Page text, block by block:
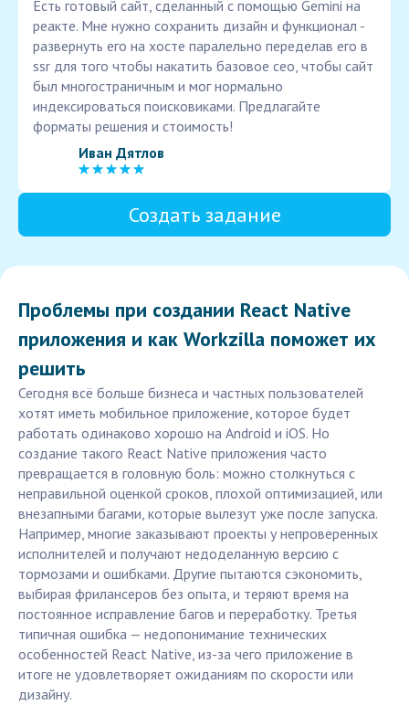
Есть готовый сайт, сделанный с помощью Gemini на
реакте. Мне нужно сохранить дизайн и функционал -
развернуть его на хосте паралельно переделав его в
ssr для того чтобы накатить базовое сео, чтобы сайт
был многостраничным и мог нормально
индексироваться поисковиками. Предлагайте
форматы решения и стоимость!
Иван Дятлов
Создать задание
Проблемы при создании React Native
приложения и как Workzilla поможет их
решить
Сегодня всё больше бизнеса и частных пользователей
хотят иметь мобильное приложение, которое будет
работать одинаково хорошо на Android и iOS. Но
создание такого React Native приложения часто
превращается в головную боль: можно столкнуться с
неправильной оценкой сроков, плохой оптимизацией, или
внезапными багами, которые вылезут уже после запуска.
Например, многие заказывают проекты у непроверенных
исполнителей и получают недоделанную версию с
тормозами и ошибками. Другие пытаются сэкономить,
выбирая фрилансеров без опыта, и теряют время на
постоянное исправление багов и переработку. Третья
типичная ошибка — недопонимание технических
особенностей React Native, из-за чего приложение в
итоге не удовлетворяет ожиданиям по скорости или
дизайну.